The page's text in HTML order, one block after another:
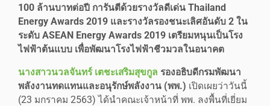
100 ล้านบาทต่อปี การันตีด้วยรางวัลดีเด่น Thailand
Energy Awards 2019 และรางวัลรองชนะเลิศอันดับ 2 ใน
ระดับ ASEAN Energy Awards 2019 เตรียมหนุนเป็นโรง
ไฟฟ้าต้นแบบ เพื่อพัฒนาโรงไฟฟ้าชีวมวลในอนาคต
นางสาวนวลจันทร์ เตชะเสริมสุขกูล รองอธิบดีกรมพัฒนา
พลังงานทดแทนและอนุรักษ์พลังงาน (พพ.) เปิดเผยว่าวันนี้
(23 มกราคม 2563) ได้นำคณะเจ้าหน้าที่ พพ. ลงพื้นที่เยี่ยม